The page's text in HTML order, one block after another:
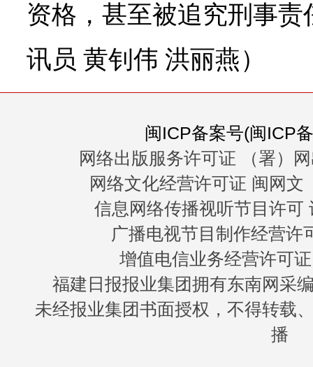
资格，甚至被追究刑事
讯员 黄钊伟 洪丽燕）
闽ICP备案号(闽ICP
网络出版服务许可证 （署）
网络文化经营许可证 闽网文
信息网络传播视听节目许可
广播电视节目制作经营许
增值电信业务经营许可
福建日报报业集团拥有东南网采
未经报业集团书面授权，不得转载
播